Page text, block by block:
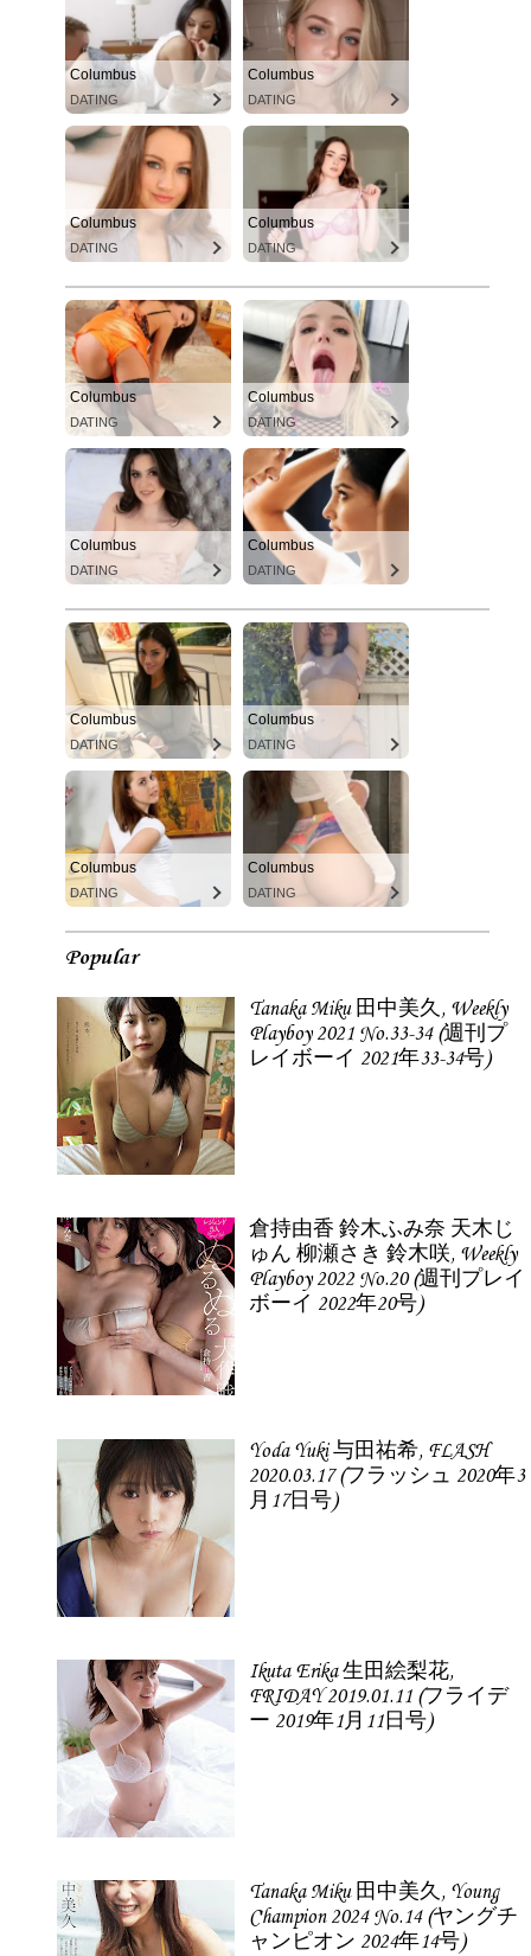
Columbus
DATING
Columbus
DATING
Columbus
DATING
Columbus
DATING
Columbus
DATING
Columbus
DATING
Columbus
DATING
Columbus
DATING
Columbus
DATING
Columbus
DATING
Columbus
DATING
Columbus
DATING
Popular
Tanaka Miku 田中美久, Weekly
Playboy 2021 No.33-34 (週刊プ
レイボーイ 2021年33-34号)
倉持由香 鈴木ふみ奈 天木じ
ゅん 柳瀬さき 鈴木咲, Weekly
Playboy 2022 No.20 (週刊プレイ
ボーイ 2022年20号)
Yoda Yuki 与田祐希, FLASH
2020.03.17 (フラッシュ 2020年3
月17日号)
Ikuta Erika 生田絵梨花,
FRIDAY 2019.01.11 (フライデ
ー 2019年1月11日号)
Tanaka Miku 田中美久, Young
Champion 2024 No.14 (ヤングチ
ャンピオン 2024年14号)